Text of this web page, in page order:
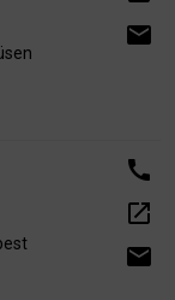
email
call
open_in_new
email